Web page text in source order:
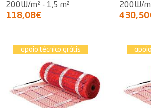
200W/m² - 1,5 m²
118,08€
200W/
apoio técnico grátis